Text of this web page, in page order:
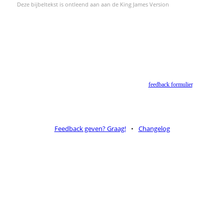
Deze bijbeltekst is ontleend aan aan de King James Version
feedback formulier.
Feedback geven? Graag! • Changelog